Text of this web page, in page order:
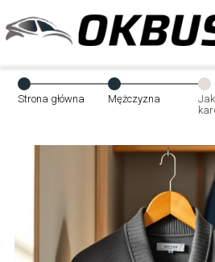
Strona główna Mężczyzna